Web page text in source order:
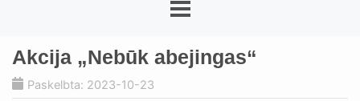
Akcija „Nebūk abejingas“
Paskelbta: 2023-10-23